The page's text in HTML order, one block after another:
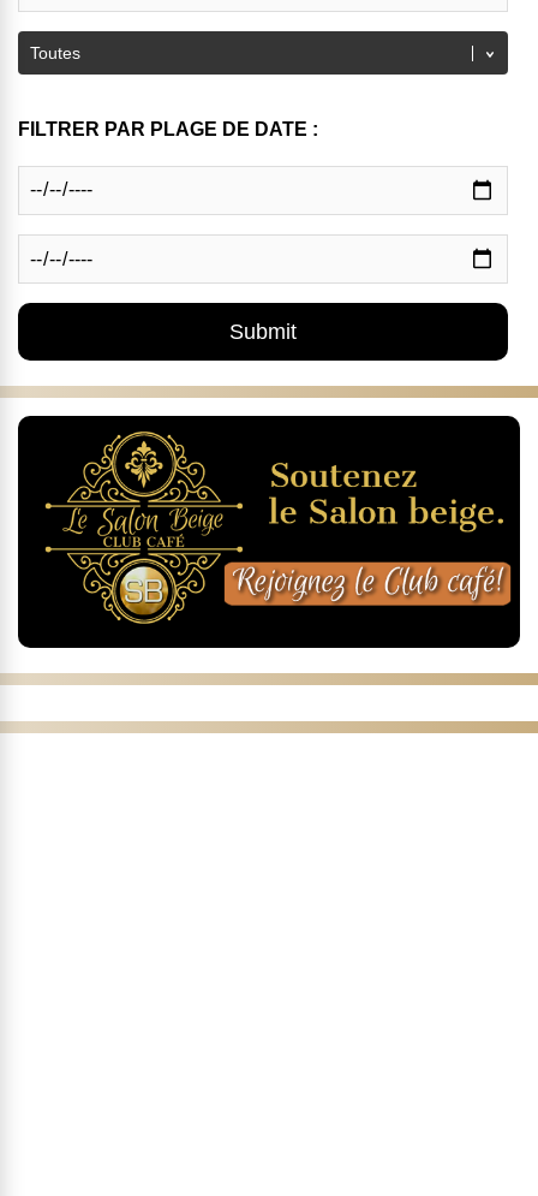
FILTRER PAR PLAGE DE DATE :